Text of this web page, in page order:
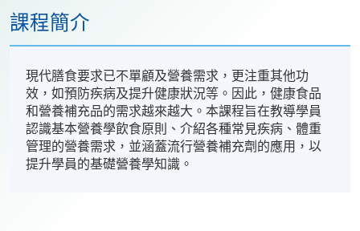
課程簡介
現代膳食要求已不單顧及營養需求，更注重其他功
效，如預防疾病及提升健康狀況等。因此，健康食品
和營養補充品的需求越來越大。本課程旨在教導學員
認識基本營養學飲食原則、介紹各種常見疾病、體重
管理的營養需求，並涵蓋流行營養補充劑的應用，以
提升學員的基礎營養學知識。